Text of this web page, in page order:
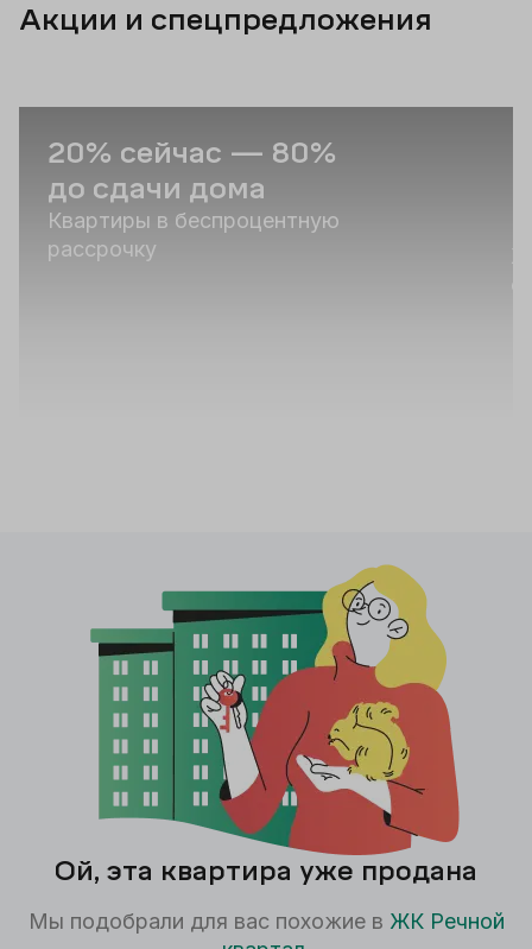
Акции и спецпредложения
20% сейчас — 80%
до сдачи дома
Квартиры в беспроцентную
рассрочку
Ой, эта квартира уже продана
Мы подобрали для вас похожие в ЖК Речной